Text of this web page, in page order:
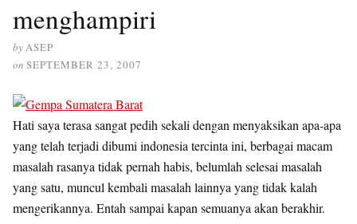
menghampiri
byASEP
on SEPTEMBER 23, 2007
Hati saya terasa sangat pedih sekali dengan menyaksikan apa-apa
yang telah terjadi dibumi indonesia tercinta ini, berbagai macam
masalah rasanya tidak pernah habis, belumlah selesai masalah
yang satu, muncul kembali masalah lainnya yang tidak kalah
mengerikannya. Entah sampai kapan semuanya akan berakhir.